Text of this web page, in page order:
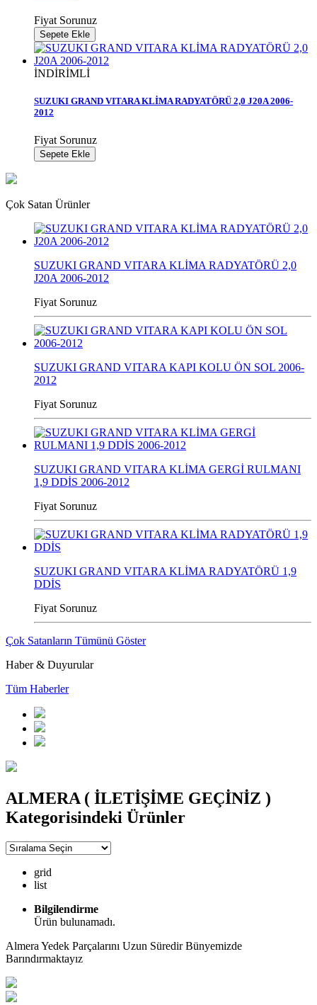
Fiyat Sorunuz
Sepete Ekle
İNDİRİMLİ
SUZUKI GRAND VITARA KLİMA RADYATÖRÜ 2,0 J20A 2006-
2012
Fiyat Sorunuz
Sepete Ekle
Çok Satan Ürünler
SUZUKI GRAND VITARA KLİMA RADYATÖRÜ 2,0
J20A 2006-2012
Fiyat Sorunuz
SUZUKI GRAND VITARA KAPI KOLU ÖN SOL 2006-
2012
Fiyat Sorunuz
SUZUKI GRAND VITARA KLİMA GERGİ RULMANI
1,9 DDİS 2006-2012
Fiyat Sorunuz
SUZUKI GRAND VITARA KLİMA RADYATÖRÜ 1,9
DDİS
Fiyat Sorunuz
Çok Satanların Tümünü Göster
Haber & Duyurular
Tüm Haberler
ALMERA ( İLETİŞİME GEÇİNİZ )
Kategorisindeki Ürünler
grid
list
Bilgilendirme
Ürün bulunamadı.
Almera Yedek Parçalarını Uzun Süredir Bünyemizde
Barındırmaktayız